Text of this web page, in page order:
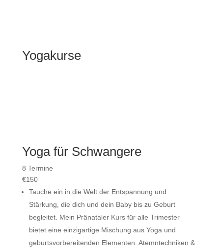
Yogakurse
Yoga für Schwangere
8 Termine
€150
Tauche ein in die Welt der Entspannung und
Stärkung, die dich und dein Baby bis zu Geburt
begleitet. Mein Pränataler Kurs für alle Trimester
bietet eine einzigartige Mischung aus Yoga und
geburtsvorbereitenden Elementen. Atemntechniken &